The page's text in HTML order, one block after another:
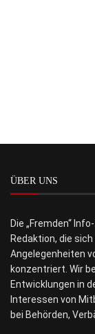
ÜBER UNS
Die „Fremden“
Redaktion, die
Angelegenheiten
konzentriert. Wir
Entwicklungen in
Interessen von
bei Behörden,